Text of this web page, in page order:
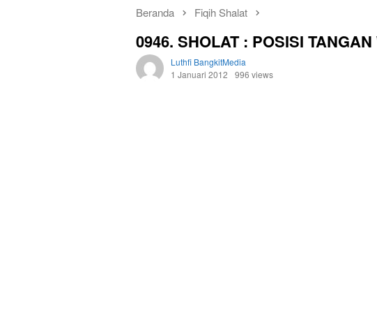
Beranda Fiqih Shalat
0946. SHOLAT : POSISI
Luthfi BangkitMedia
1 Januari 2012
996 views